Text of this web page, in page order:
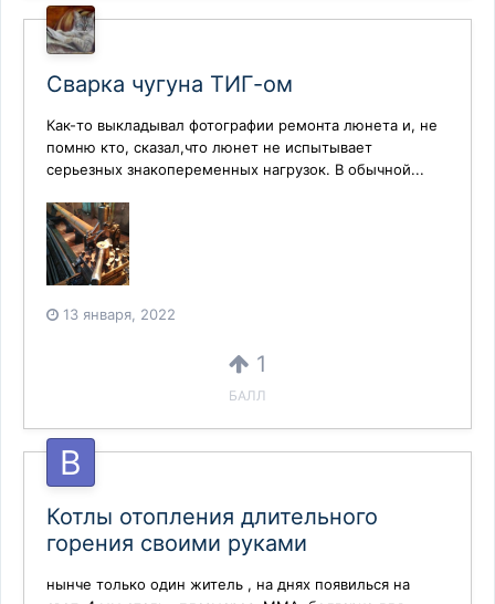
Сварка чугуна ТИГ-ом
Как-то выкладывал фотографии ремонта люнета и, не
помню кто, сказал,что люнет не испытывает
серьезных знакопеременных нагрузок. В обычной...
13 января, 2022
1
БАЛЛ
Котлы отопления длительного
горения своими руками
нынче только один житель , на днях появилься на